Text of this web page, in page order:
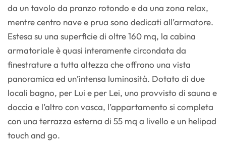
da un tavolo da pranzo rotondo e da una zona relax,
mentre centro nave e prua sono dedicati all’armatore.
Estesa su una superficie di oltre 160 mq, la cabina
armatoriale è quasi interamente circondata da
finestrature a tutta altezza che offrono una vista
panoramica ed un’intensa luminosità. Dotato di due
locali bagno, per Lui e per Lei, uno provvisto di sauna e
doccia e l’altro con vasca, l’appartamento si completa
con una terrazza esterna di 55 mq a livello e un helipad
touch and go.